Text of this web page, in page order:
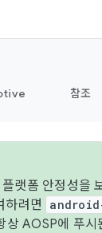
참조
랫폼 안정성을
하려면
상 AOSP에 푸시